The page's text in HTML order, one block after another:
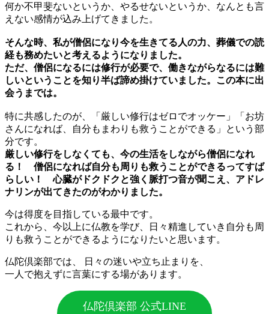
何か不甲斐ないというか、やるせないというか、なんとも言
えない感情が込み上げてきました。
そんな時、私が僧侶になり今を生きてる人の力、葬儀での読
経も務めたいと考えるようになりました。
ただ、僧侶になるには修行が必要で、働きながらなるには難
しいということを知り半ば諦め掛けていました。この本に出
会うまでは。
特に共感したのが、「厳しい修行はゼロでオッケー」「お坊
さんになれば、自分もまわりも救うことができる」という部
分です。
厳しい修行をしなくても、今の生活をしながら僧侶になれ
る！ 僧侶になれば自分も周りも救うことができるってすば
らしい！ 心臓がドクドクと強く脈打つ音が聞こえ、アドレ
ナリンが出てきたのがわかりました。
今は得度を目指している最中です。
これから、今以上に仏教を学び、日々精進していき自分も周
りも救うことができるようになりたいと思います。
仏陀倶楽部では、 日々の迷いや立ち止まりを、
一人で抱えずに言葉にする場があります。
仏陀倶楽部 公式LINE